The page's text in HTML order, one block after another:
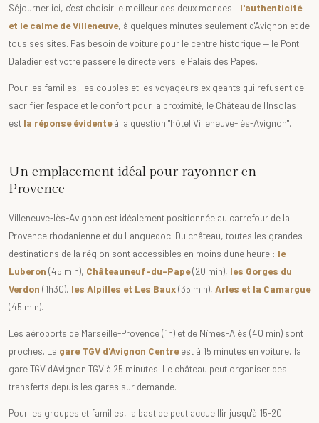
Séjourner ici, c'est choisir le meilleur des deux mondes : l'authenticité
et le calme de Villeneuve, à quelques minutes seulement d'Avignon et de
tous ses sites. Pas besoin de voiture pour le centre historique — le Pont
Daladier est votre passerelle directe vers le Palais des Papes.
Pour les familles, les couples et les voyageurs exigeants qui refusent de
sacrifier l'espace et le confort pour la proximité, le Château de l'Insolas
est la réponse évidenteà la question "hôtel Villeneuve-lès-Avignon".
Un emplacement idéal pour rayonner en
Provence
Villeneuve-lès-Avignon est idéalement positionnée au carrefour de la
Provence rhodanienne et du Languedoc. Du château, toutes les grandes
destinations de la région sont accessibles en moins d'une heure : le
Luberon (45 min), Châteauneuf-du-Pape(20 min), les Gorges du
Verdon (1h30), les Alpilles et Les Baux(35 min), Arles et la Camargue
(45 min).
Les aéroports de Marseille-Provence (1h) et de Nîmes-Alès (40 min) sont
proches. La gare TGV d'Avignon Centreest à 15 minutes en voiture, la
gare TGV d'Avignon TGV à 25 minutes. Le château peut organiser des
transferts depuis les gares sur demande.
Pour les groupes et familles, la bastide peut accueillir jusqu'à 15-20